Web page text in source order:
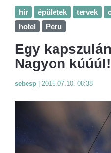
hír épületek tervek
hotel
Peru
Egy
Nagyon kúúúl!
sebesp 2015.07.10. 08:38